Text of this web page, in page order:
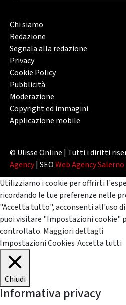
Chi siamo
Redazione
Segnala alla redazione
Privacy
Cookie Policy
Pubblicità
Moderazione
Copyright ed immagini
Applicazione mobile
© Ulisse Online | Tutti i diritti
Agency| SEOWeb Agency Salerno
Utilizziamo i cookie per offrirti
ricordando le tue preferenze nelle
"Accetta tutto", acconsenti all'uso
puoi visitare "Impostazioni cookie"
controllato. Maggiori dettagli
Impostazioni Cookies Accetta tutti
Chiudi
Informativa privacy